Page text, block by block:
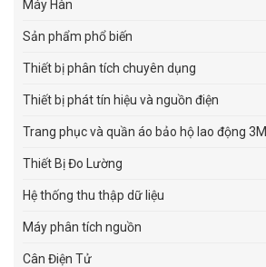
Máy Hàn
Sản phẩm phổ biến
Thiết bị phân tích chuyên dụng
Thiết bị phát tín hiệu và nguồn điện
Trang phục và quần áo bảo hộ lao động 3M
Thiết Bị Đo Lường
Hệ thống thu thập dữ liệu
Máy phân tích nguồn
Cân Điện Tử